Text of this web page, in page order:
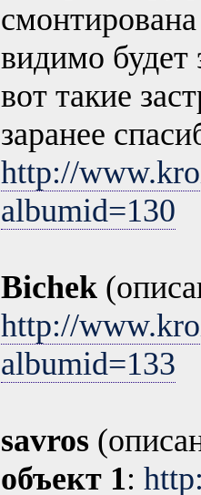
видимо будет
вот такие
заранее
http://
albumid=130
Bichek
http://
albumid=133
savros
объект 1: